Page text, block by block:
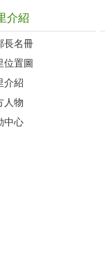
介紹
長名冊
位置圖
介紹
人物
中心